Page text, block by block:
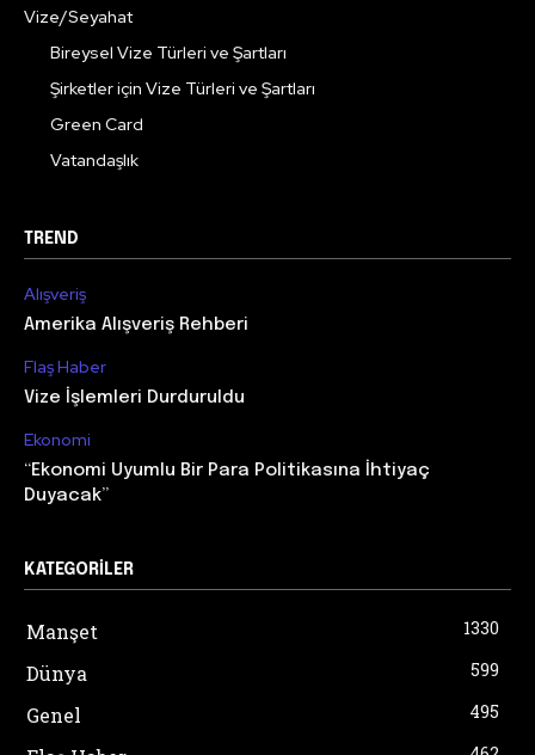
Vize/Seyahat
Bireysel Vize Türleri ve Şartları
Şirketler için Vize Türleri ve Şartları
Green Card
Vatandaşlık
TREND
Alışveriş
Amerika Alışveriş Rehberi
Flaş Haber
Vize İşlemleri Durduruldu
Ekonomi
“Ekonomi Uyumlu Bir Para Politikasına İhtiyaç
Duyacak”
KATEGORILER
Manşet 1330
Dünya 599
Genel 495